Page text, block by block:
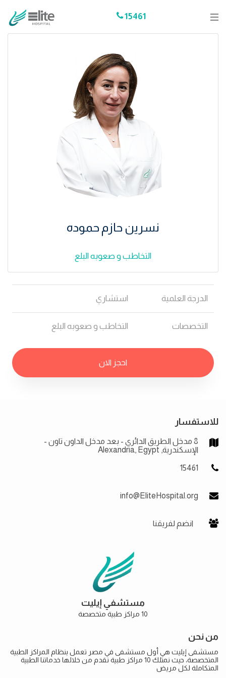
15461
نسرين حازم حموده
التخاطب و صعوبه البلع
الدرجة العلمية استشاري
التخصصات التخاطب و صعوبه البلع
احجز الان
للاستفسار
8 مدخل الطريق الدائري - بعد مدخل الداون تاون -
الإسكندرية, Alexandria, Egypt
15461
info@EliteHospital.org
انضم لفريقنا
مستشفي إيليت
10 مراكز طبية متخصصة
من نحن
مستشفى إيليت هي أول مستشفى في مصر تعمل بنظام المراكز الطبية
المتخصصة، حيث نمتلك 10 مراكز طبية نقدم من خلالها خدماتنا الطبية
المتكاملة لكل مريض